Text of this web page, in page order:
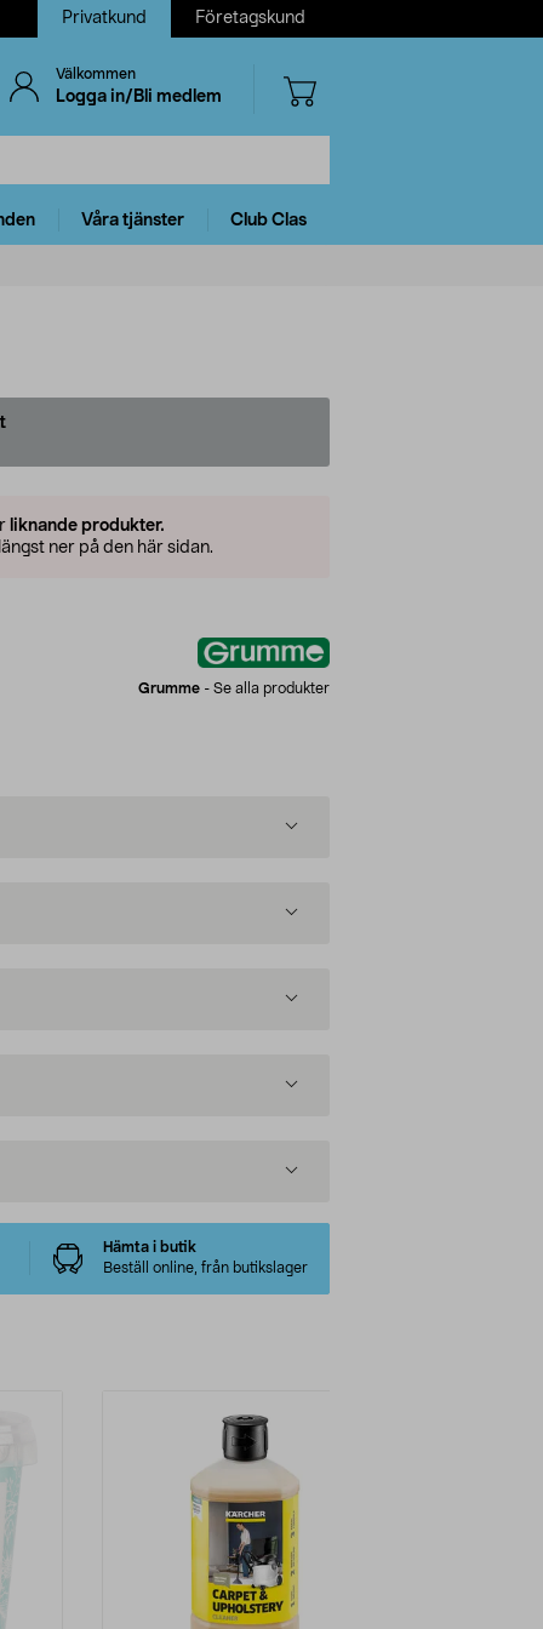
Privatkund Företagskund
Välkommen
Logga in/Bli medlem
Våra tjänster Club Clas
liknande produkter.
ner på den här sidan.
Grumme - Se alla produkter
Hämta i butik
Beställ online, från butikslager